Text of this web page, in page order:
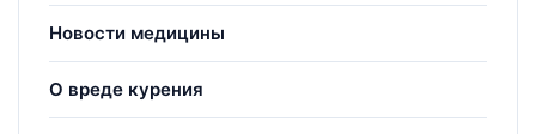
Новости медицины
О вреде курения